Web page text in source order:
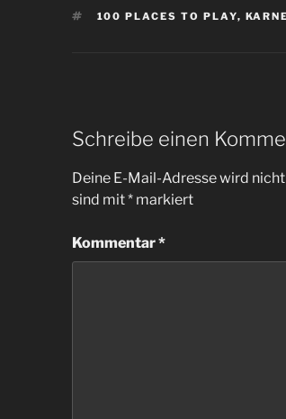
SCHLAGWÖRTER
100 PLACES TO PLAY,
Schreibe einen
Deine E-Mail-Adresse wird
sind mit* markiert
Kommentar*